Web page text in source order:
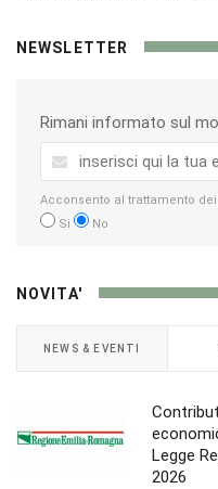
NEWSLETTER
Rimani informato sul
Acconsento al trattamento
Si
No
NOVITA'
NEWS & EVENTI
Legge
2026